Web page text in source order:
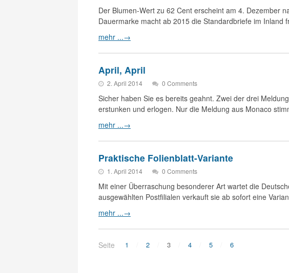
Der Blumen-Wert zu 62 Cent erscheint am 4. Dezember
Dauermarke macht ab 2015 die Standardbriefe im Inland
mehr ...→
April, April
2. April 2014 0 Comments
Sicher haben Sie es bereits geahnt. Zwei der drei
erstunken und erlogen. Nur die Meldung aus Monaco
mehr ...→
Praktische Folienblatt-Variante
1. April 2014 0 Comments
Mit einer Überraschung besonderer Art wartet die
ausgewählten Postfilialen verkauft sie ab sofort eine
mehr ...→
Seite 1 2 3 4 5 6